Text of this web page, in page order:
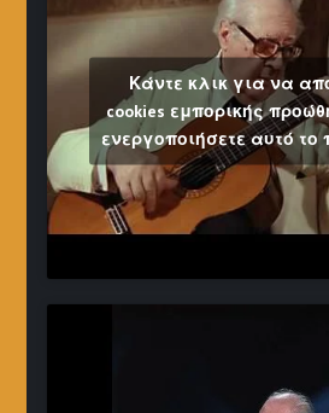
Κάντε κλικ για να
cookies εμπορικής
ενεργοποιήσετε αυτό το